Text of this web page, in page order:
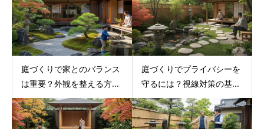
庭づくりで家とのバランス
は重要？外観を整える方...
庭づくりでプライバシーを
守るには？視線対策の基...